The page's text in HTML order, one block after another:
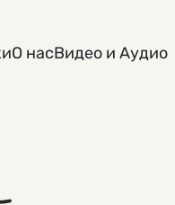
О насВидео и Аудио